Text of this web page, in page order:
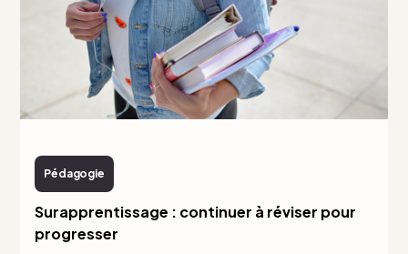
Pédagogie
Surapprentissage : continuer à réviser pour
progresser